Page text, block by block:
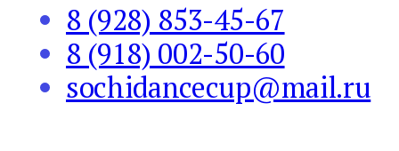
8 (928) 853-45-67
8 (918) 002-50-60
sochidancecup@mail.ru